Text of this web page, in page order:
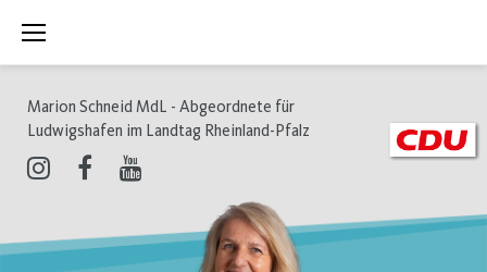
Inhalt
Marion Schneid MdL - Abgeordnete für
Ludwigshafen im Landtag Rheinland-Pfalz